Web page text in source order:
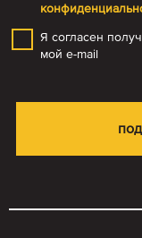
Я согласен
мой e-mail